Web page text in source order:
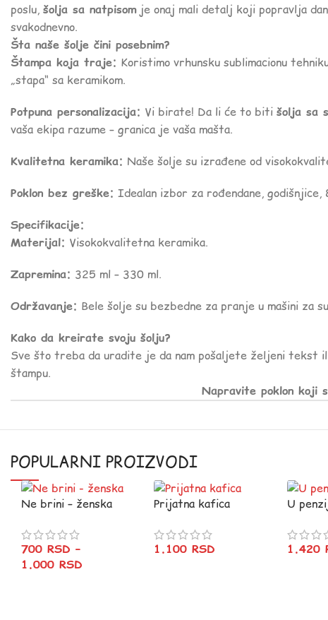
poslu, šolja sa natpisomje onaj mali detalj koji popravlja
svakodnevno.
Šta naše šolje čini posebnim?
Štampa koja traje: Koristimo vrhunsku sublimacionu
„stapa“ sa keramikom.
Potpuna personalizacija: Vi birate! Da li će to biti šolja sa
vaša ekipa razume – granica je vaša mašta.
Kvalitetna keramika: Naše šolje su izrađene od
Poklon bez greške: Idealan izbor za rođendane, godišnjice,
Specifikacije:
Materijal: Visokokvalitetna keramika.
Zapremina: 325 ml – 330 ml.
Održavanje: Bele šolje su bezbedne za pranje u mašini za
Kako da kreirate svoju šolju?
Sve što treba da uradite je da nam pošaljete željeni tekst
štampu.
Napravite poklon koji
POPULARNI PROIZVODI
Ne brini – ženska
700 RSD –
1.000 RSD
Prijatna kafica
1.100RSD
U
1.420